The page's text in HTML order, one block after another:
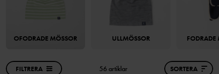
OFODRADE MÖSSOR ULLMÖSSOR FODRADE
FILTRERA 56 artiklar SORTERA